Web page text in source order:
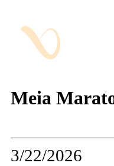
Meia
3/22/2026